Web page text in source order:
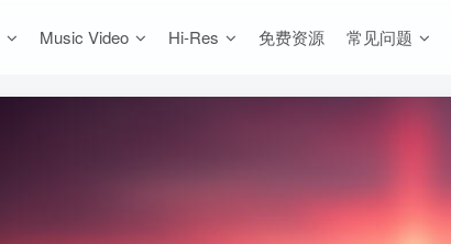
Music Video Hi-Res 免费资源 常见问题